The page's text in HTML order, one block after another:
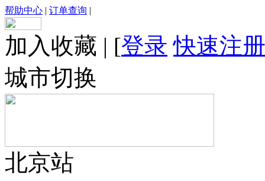
帮助中心 | 订单查询 |
加入收藏 | [登录 快速注册
城市切换
北京站